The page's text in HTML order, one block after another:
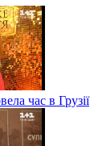
час в Грузії